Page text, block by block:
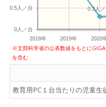
2018年 2019年 2020
0人／台
0.5人／台 0.3人
※文部科学省の公表数値をもとに
を含む
教育用PC１台当たりの児童生